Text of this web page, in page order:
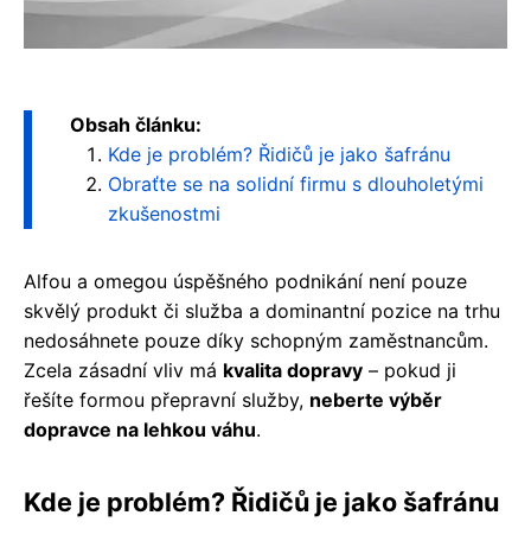
Obsah článku:
Kde je problém? Řidičů je jako šafránu
Obraťte se na solidní firmu s dlouholetými
zkušenostmi
Alfou a omegou úspěšného podnikání není pouze
skvělý produkt či služba a dominantní pozice na trhu
nedosáhnete pouze díky schopným zaměstnancům.
Zcela zásadní vliv má kvalita dopravy – pokud ji
řešíte formou přepravní služby, neberte výběr
dopravce na lehkou váhu.
Kde je problém? Řidičů je jako šafránu